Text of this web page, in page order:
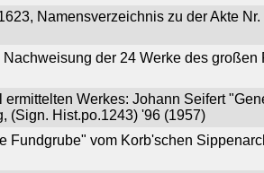
Namensverzeichnis zu der Akte
der 24 Werke des
Werkes: Johann Seifert
(Sign. Hist.po.1243) '96 (1957)
Fundgrube" vom Korb'schen